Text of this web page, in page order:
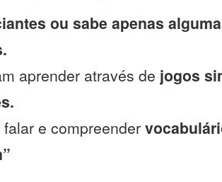
ou sabe apenas
aprender através de jogos
e compreender